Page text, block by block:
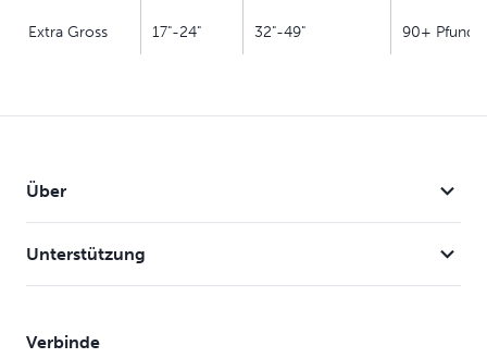
Extra Gross 17"-24" 32"-49" 90+ Pfund
Über
Unterstützung
Verbinde